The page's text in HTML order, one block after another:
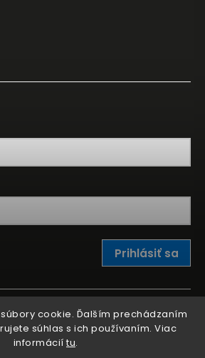
cookie. Ďalším prechádzaním
súhlas s ich používaním. Viac
informácií tu.
Prihlásiť sa